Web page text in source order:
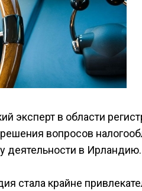
эксперт в области
решения вопросов
деятельности в Ирландию.
стала крайне